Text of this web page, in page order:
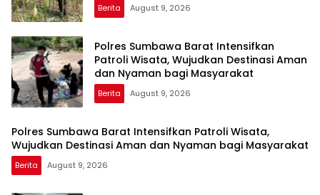
Berita August 9, 2026
Polres Sumbawa Barat Intensifkan
Patroli Wisata, Wujudkan Destinasi Aman
dan Nyaman bagi Masyarakat
Berita August 9, 2026
Polres Sumbawa Barat Intensifkan Patroli Wisata,
Wujudkan Destinasi Aman dan Nyaman bagi Masyarakat
Berita August 9, 2026